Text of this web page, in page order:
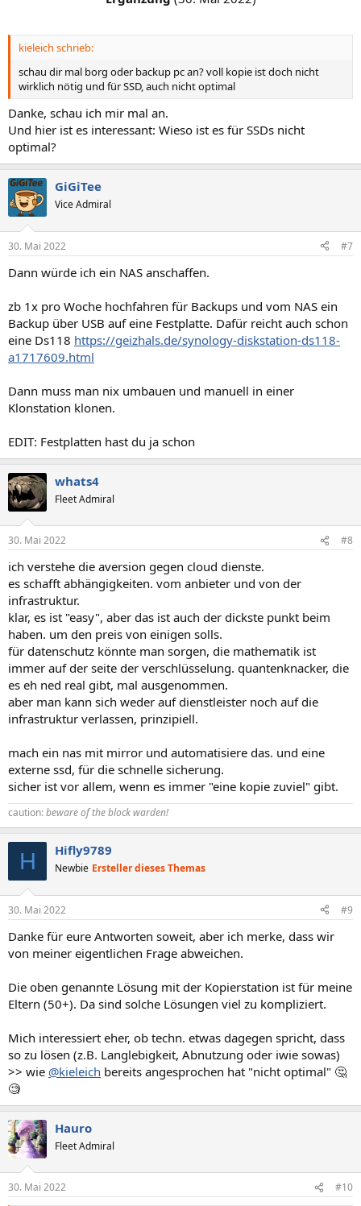
kieleich schrieb:
schau dir mal borg oder backup pc an? voll kopie ist doch nicht
wirklich nötig und für SSD, auch nicht optimal
Danke, schau ich mir mal an.
Und hier ist es interessant: Wieso ist es für SSDs nicht
optimal?
GiGiTee
Vice Admiral
30. Mai 2022 #7
Dann würde ich ein NAS anschaffen.
zb 1x pro Woche hochfahren für Backups und vom NAS ein
Backup über USB auf eine Festplatte. Dafür reicht auch schon
eine Ds118 https://geizhals.de/synology-diskstation-ds118-
a1717609.html
Dann muss man nix umbauen und manuell in einer
Klonstation klonen.
EDIT: Festplatten hast du ja schon
whats4
Fleet Admiral
30. Mai 2022 #8
ich verstehe die aversion gegen cloud dienste.
es schafft abhängigkeiten. vom anbieter und von der
infrastruktur.
klar, es ist "easy", aber das ist auch der dickste punkt beim
haben. um den preis von einigen solls.
für datenschutz könnte man sorgen, die mathematik ist
immer auf der seite der verschlüsselung. quantenknacker, die
es eh ned real gibt, mal ausgenommen.
aber man kann sich weder auf dienstleister noch auf die
infrastruktur verlassen, prinzipiell.
mach ein nas mit mirror und automatisiere das. und eine
externe ssd, für die schnelle sicherung.
sicher ist vor allem, wenn es immer "eine kopie zuviel" gibt.
caution:beware of the block warden!
H Hifly9789
Newbie Ersteller dieses Themas
30. Mai 2022 #9
Danke für eure Antworten soweit, aber ich merke, dass wir
von meiner eigentlichen Frage abweichen.
Die oben genannte Lösung mit der Kopierstation ist für meine
Eltern (50+). Da sind solche Lösungen viel zu kompliziert.
Mich interessiert eher, ob techn. etwas dagegen spricht, dass
so zu lösen (z.B. Langlebigkeit, Abnutzung oder iwie sowas)
>> wie @kieleich bereits angesprochen hat "nicht optimal" 🤔
🧐
Hauro
Fleet Admiral
30. Mai 2022 #10